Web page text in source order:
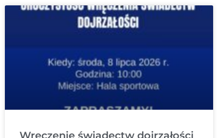
Wręczenie świadectw dojrzałości